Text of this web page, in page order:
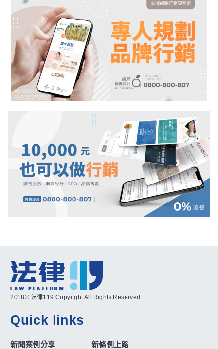
2018© 法律119 Copyright All Rights Reserved
Quick links
新聞案例分享 新條例上路